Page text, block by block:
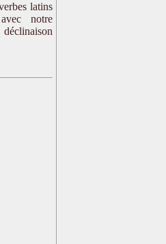
latins
notre